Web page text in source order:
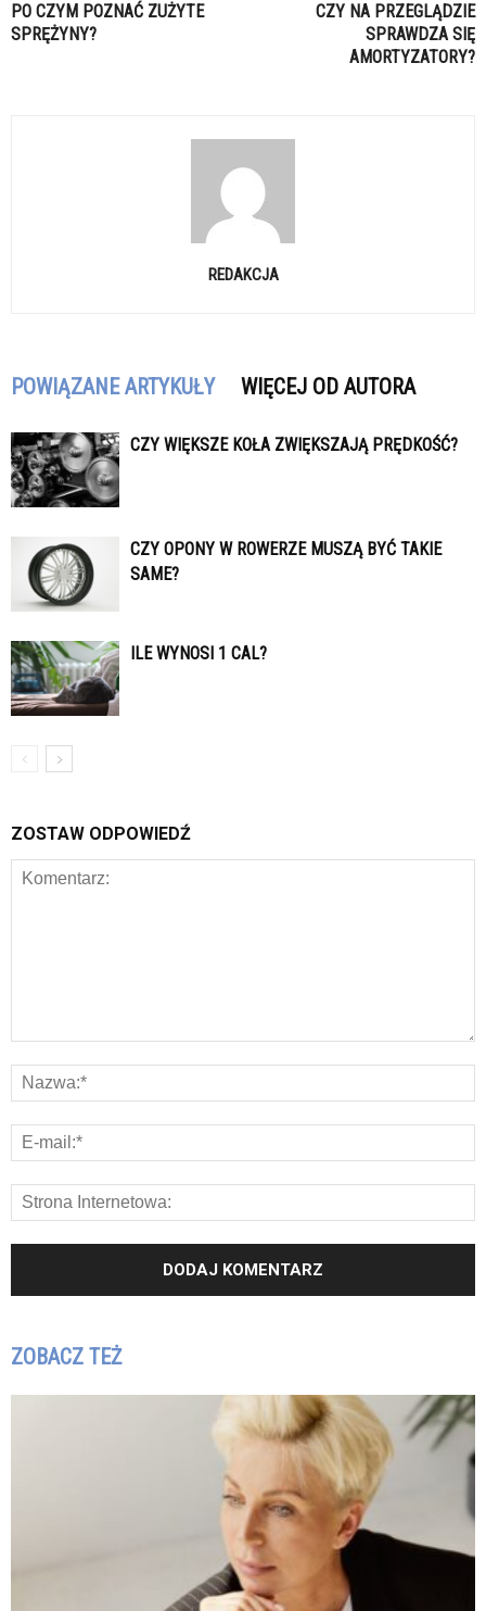
PO CZYM POZNAĆ ZUŻYTE
SPRĘŻYNY?
CZY NA PRZEGLĄDZIE
SPRAWDZA SIĘ
AMORTYZATORY?
REDAKCJA
POWIĄZANE ARTYKUŁY WIĘCEJ OD AUTORA
CZY WIĘKSZE KOŁA ZWIĘKSZAJĄ PRĘDKOŚĆ?
CZY OPONY W ROWERZE MUSZĄ BYĆ TAKIE
SAME?
ILE WYNOSI 1 CAL?
ZOSTAW ODPOWIEDŹ
ZOBACZ TEŻ